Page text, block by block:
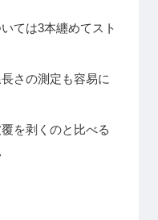
ては3本纏めてスト
さの測定も容易に
を剥くのと比べる